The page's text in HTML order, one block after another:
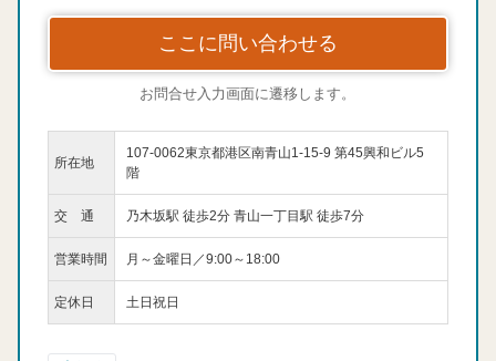
ここに問い合わせる
お問合せ入力画面に遷移します。
所在地
107-0062東京都港区南青山1-15-9 第45興和ビル5
階
交 通 乃木坂駅 徒歩2分 青山一丁目駅 徒歩7分
営業時間 月～金曜日／9:00～18:00
定休日 土日祝日